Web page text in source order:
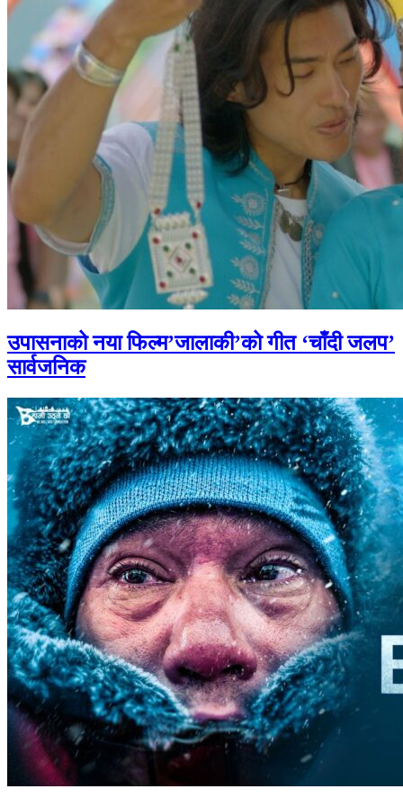
उपासनाको नया फिल्म’जालाकी’को गीत ‘चाँदी जलप’
सार्वजनिक